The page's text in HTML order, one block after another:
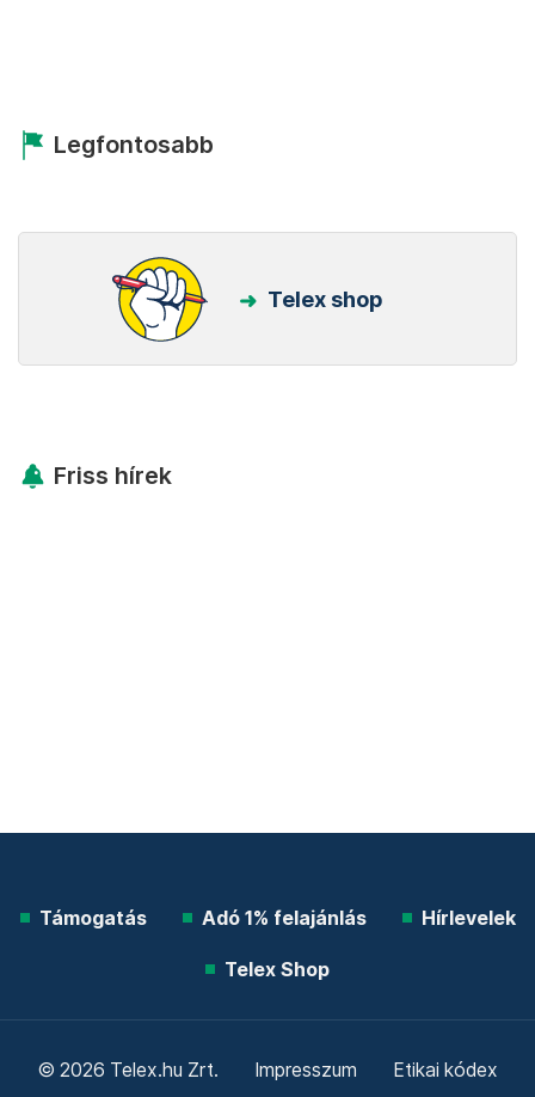
Legfontosabb
Telex shop
Friss hírek
Támogatás Adó 1% felajánlás Hírlevelek
Telex Shop
© 2026 Telex.hu Zrt. Impresszum Etikai kódex